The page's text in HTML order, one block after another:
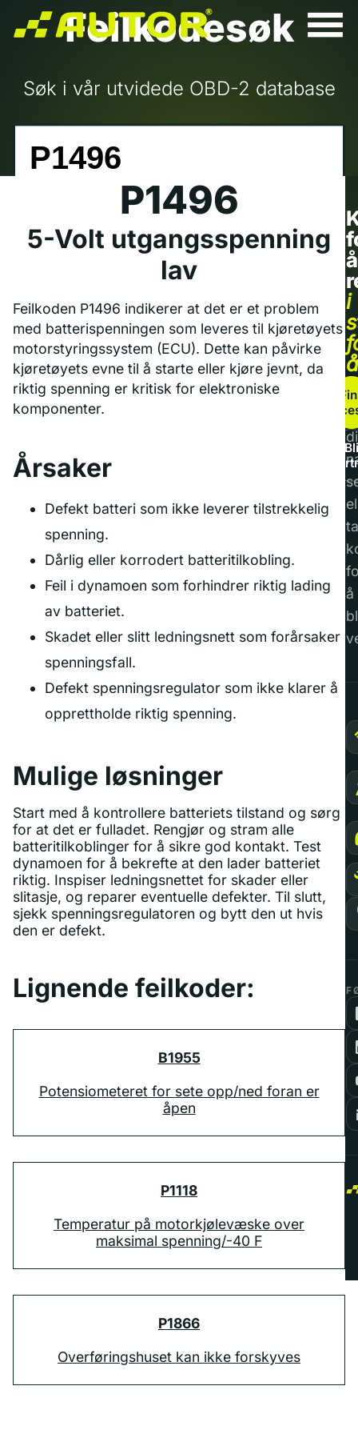
Feilkodesøk
Søk i vår utvidede OBD-2 database
P1496
5-Volt utgangsspenning
lav
Feilkoden P1496 indikerer at det er et problem
med batterispenningen som leveres til kjøretøyets
motorstyringssystem (ECU). Dette kan påvirke
kjøretøyets evne til å starte eller kjøre jevnt, da
riktig spenning er kritisk for elektroniske
komponenter.
Årsaker
Defekt batteri som ikke leverer tilstrekkelig
spenning.
Dårlig eller korrodert batteritilkobling.
Feil i dynamoen som forhindrer riktig lading
av batteriet.
Skadet eller slitt ledningsnett som forårsaker
spenningsfall.
Defekt spenningsregulator som ikke klarer å
opprettholde riktig spenning.
Mulige løsninger
Start med å kontrollere batteriets tilstand og sørg
for at det er fulladet. Rengjør og stram alle
batteritilkoblinger for å sikre god kontakt. Test
dynamoen for å bekrefte at den lader batteriet
riktig. Inspiser ledningsnettet for skader eller
slitasje, og reparer eventuelle defekter. Til slutt,
sjekk spenningsregulatoren og bytt den ut hvis
den er defekt.
Lignende feilkoder:
B1955
Potensiometeret for sete opp/ned foran er
åpen
P1118
Temperatur på motorkjølevæske over
maksimal spenning/-40 F
P1866
Overføringshuset kan ikke forskyves
å
i
å
ta
å
Bli